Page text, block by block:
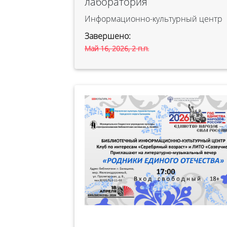
Информационно-культурный центр
Завершено:
Май 16, 2026, 2 п.п.